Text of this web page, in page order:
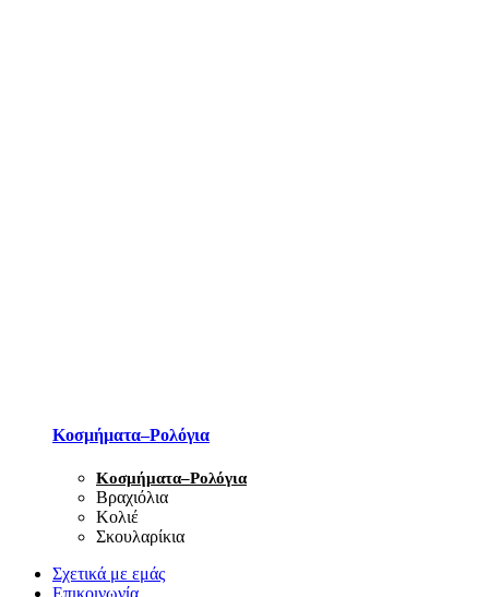
Κοσμήματα–Ρολόγια
Κοσμήματα–Ρολόγια
Βραχιόλια
Κολιέ
Σκουλαρίκια
Σχετικά με εμάς
Επικοινωνία